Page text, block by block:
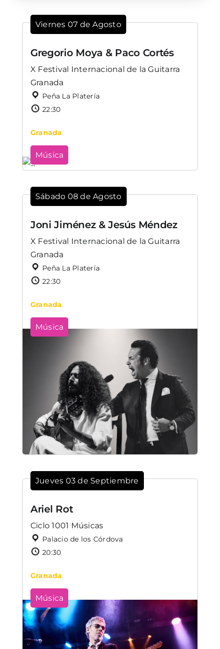
Viernes 07 de Agosto
Gregorio Moya & Paco Cortés
X Festival Internacional de la Guitarra
Granada
Peña La Platería
22:30
Granada
Música
Sábado 08 de Agosto
Joni Jiménez & Jesús Méndez
X Festival Internacional de la Guitarra
Granada
Peña La Platería
22:30
Granada
Música
Jueves 03 de Septiembre
Ariel Rot
Ciclo 1001 Músicas
Palacio de los Córdova
20:30
Granada
Música